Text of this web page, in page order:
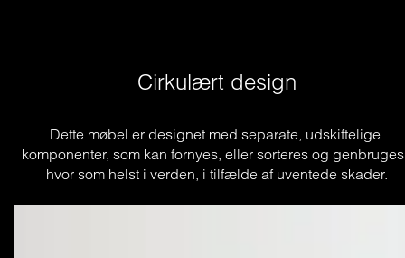
Cirkulært design
Dette møbel er designet med separate, udskiftelige
komponenter, som kan fornyes, eller sorteres og
hvor som helst i verden, i tilfælde af uventede skader.